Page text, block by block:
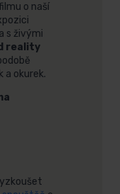
o naší
s živými
reality
a okurek.